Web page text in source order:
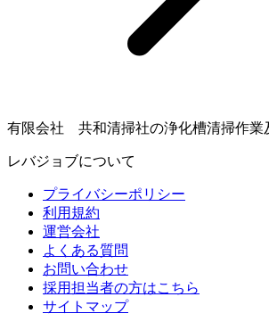
有限会社 共和清掃社の浄化槽清掃作業
レバジョブについて
プライバシーポリシー
利用規約
運営会社
よくある質問
お問い合わせ
採用担当者の方はこちら
サイトマップ